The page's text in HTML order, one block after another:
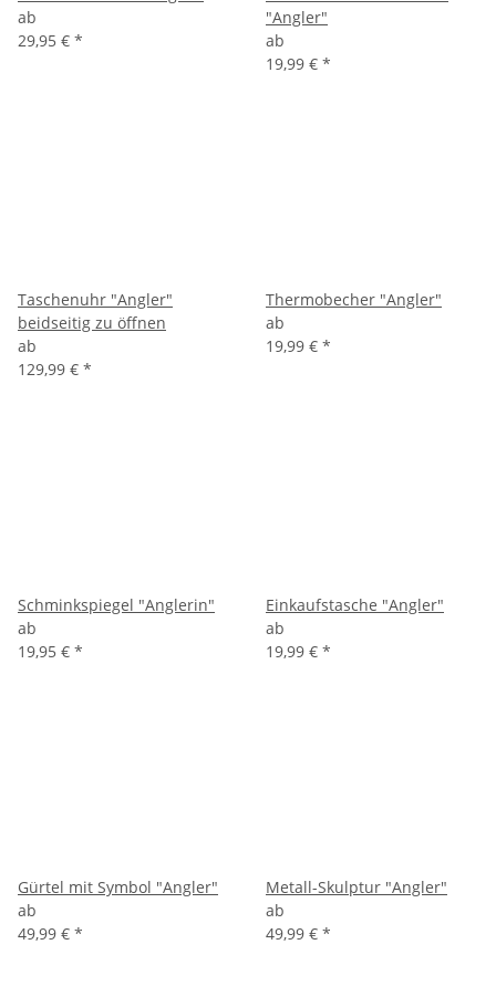
ab
29,95 € *
"Angler"
ab
19,99 € *
Taschenuhr "Angler"
beidseitig zu öffnen
ab
129,99 € *
Thermobecher "Angler"
ab
19,99 € *
Schminkspiegel "Anglerin"
ab
19,95 € *
Einkaufstasche "Angler"
ab
19,99 € *
Gürtel mit Symbol "Angler"
ab
49,99 € *
Metall-Skulptur "Angler"
ab
49,99 € *